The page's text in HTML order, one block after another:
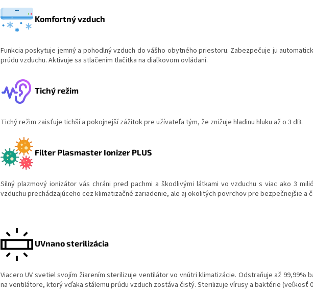
Komfortný vzduch
Funkcia poskytuje jemný a pohodlný vzduch do vášho obytného priestoru. Zabezpečuje ju
prúdu vzduchu. Aktivuje sa stlačením tlačítka na diaľkovom ovládaní.
Tichý režim
Tichý režim zaisťuje tichší a pokojnejší zážitok pre užívateľa tým, že znižuje hladinu hluku až o 3 dB.
Filter Plasmaster Ionizer PLUS
Silný plazmový ionizátor vás chráni pred pachmi a škodlivými látkami vo vzduchu s viac ako 3
vzduchu prechádzajúceho cez klimatizačné zariadenie, ale aj okolitých povrchov pre bezpečnejšie a
UVnano sterilizácia
Viacero UV svetiel svojím žiarením sterilizuje ventilátor vo vnútri klimatizácie. Odstraňuje až 99,99%
na ventilátore, ktorý vďaka stálemu prúdu vzduch zostáva čistý. Sterilizuje vírusy a baktérie (veľkosť